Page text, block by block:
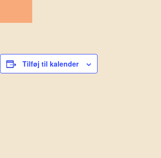
Tilføj til kalender